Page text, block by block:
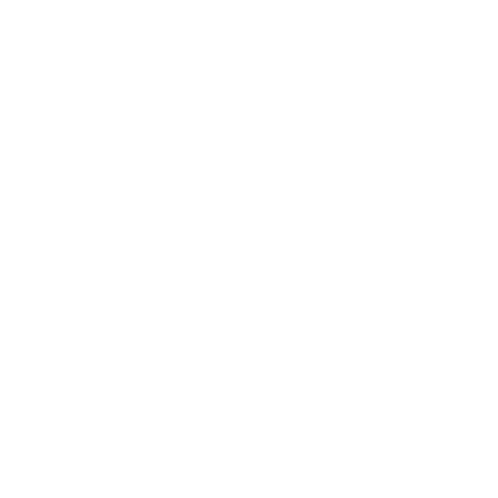
de inalta calitate pentru utilizarea si distractia oaspetilor
Aveti grija sa nu va depasiti abilitatile!
o peluza mare, de asemenea, locul de desfasurare a cinei de gala